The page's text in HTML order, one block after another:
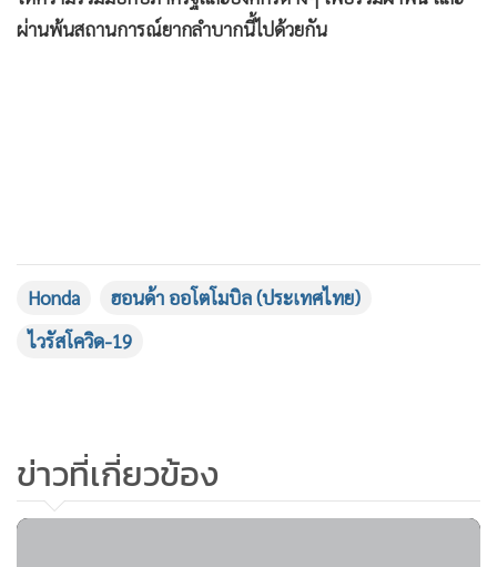
ผ่านพ้นสถานการณ์ยากลำบากนี้ไปด้วยกัน
Honda
ฮอนด้า ออโตโมบิล (ประเทศไทย)
ไวรัสโควิด-19
ข่าวที่เกี่ยวข้อง